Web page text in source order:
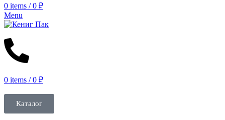
0 items / 0 ₽
Menu
0 items / 0 ₽
Каталог